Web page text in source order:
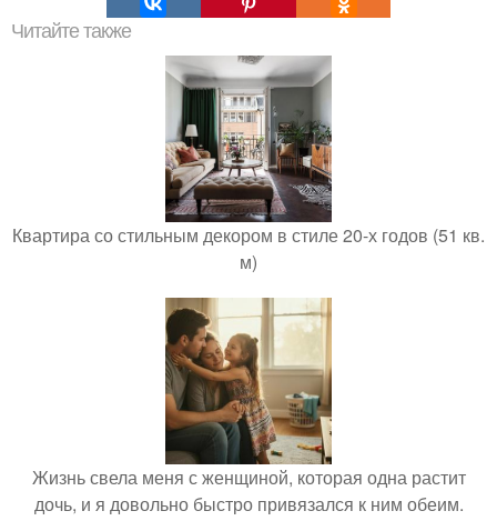
Читайте также
Квартира со стильным декором в стиле 20-х годов (51 кв.
м)
Жизнь свела меня с женщиной, которая одна растит
дочь, и я довольно быстро привязался к ним обеим.